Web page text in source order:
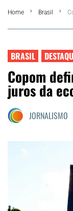
FLA Araru 2026
Região dos Lagos
Agenda Cultural
Home Brasil
BRASIL
Copom
juros da
JORNALISMO